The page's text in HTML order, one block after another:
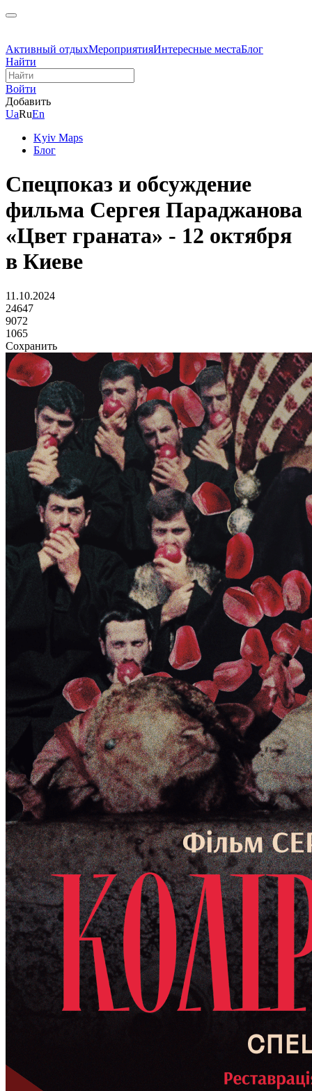
Активный отдыхМероприятияИнтересные местаБлог
Найти
Войти
Добавить
UaRuEn
Kyiv Maps
Блог
Спецпоказ и обсуждение
фильма Сергея Параджанова
«Цвет граната» - 12 октября
в Киеве
11.10.2024
24647
9072
1065
Сохранить